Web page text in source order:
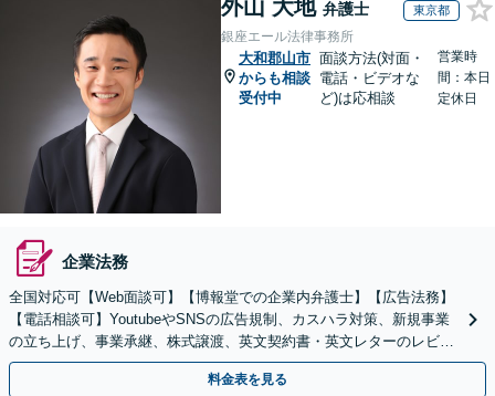
外山 大地 弁護士 東京都
銀座エール法律事務所
大和郡山市
からも相談
受付中
面談方法(対面・
電話・ビデオな
ど)は応相談
営業時
間：本日
定休日
企業法務
全国対応可【Web面談可】【博報堂での企業内弁護士】【広告法務】
【電話相談可】YoutubeやSNSの広告規制、カスハラ対策、新規事業
の立ち上げ、事業承継、株式譲渡、英文契約書・英文レターのレビュ
ー・ドラフトなどに対応。
料金表を見る